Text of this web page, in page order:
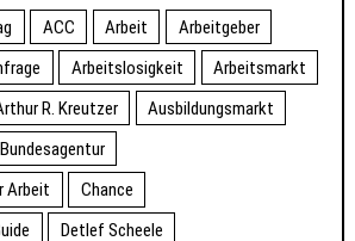
ACC Arbeit
Arbeitgeber
Arbeitslosigkeit
Arbeitsmarkt
R. Kreutzer
Ausbildungsmarkt
Bundesagentur
Arbeit
Chance
Detlef Scheele